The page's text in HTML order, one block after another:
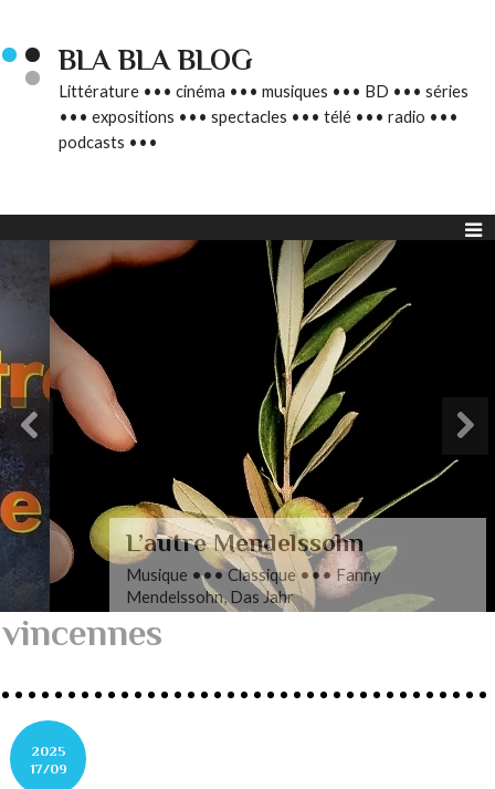
BLA BLA BLOG
Littérature ••• cinéma ••• musiques ••• BD ••• séries
••• expositions ••• spectacles ••• télé ••• radio •••
podcasts •••
L’autre Mendelssohn
Musique ••• Classique ••• Fanny
Mendelssohn, Das Jahr
vincennes
2025
17/09